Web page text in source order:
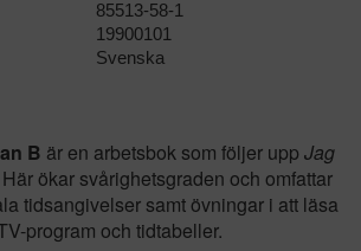
85513-58-1
19900101
Svenska
B är en arbetsbok som följer upp Jag
ökar svårighetsgraden och omfattar
tidsangivelser samt övningar i att läsa
program och tidtabeller.